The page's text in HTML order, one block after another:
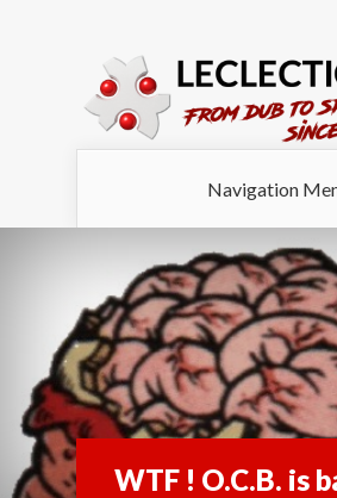
Navigation
WTF ! O.C.B. is